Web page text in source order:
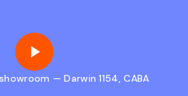
— Darwin 1154, CABA